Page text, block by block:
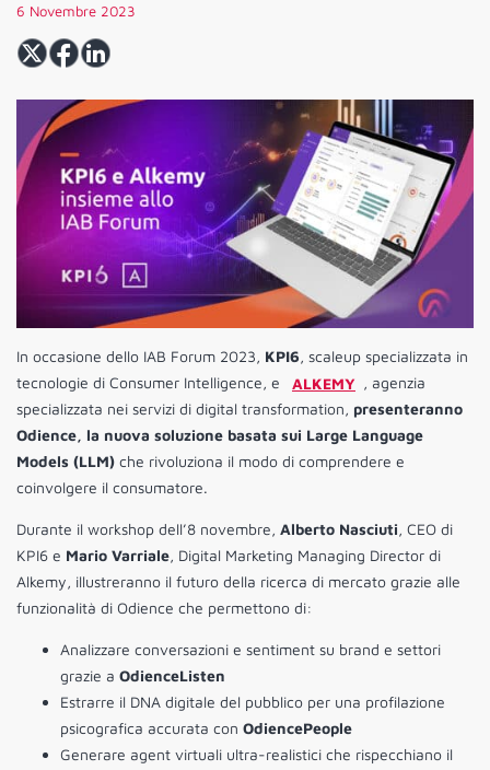
6 Novembre 2023
In occasione dello IAB Forum 2023, KPI6, scaleup specializzata in
tecnologie di Consumer Intelligence, e
ALKEMY , agenzia
specializzata nei servizi di digital transformation, presenteranno
Odience, la nuova soluzione basata sui Large Language
Models (LLM) che rivoluziona il modo di comprendere e
coinvolgere il consumatore.
Durante il workshop dell’8 novembre, Alberto Nasciuti, CEO di
KPI6 e Mario Varriale, Digital Marketing Managing Director di
Alkemy, illustreranno il futuro della ricerca di mercato grazie alle
funzionalità di Odience che permettono di:
Analizzare conversazioni e sentiment su brand e settori
grazie a OdienceListen
Estrarre il DNA digitale del pubblico per una profilazione
psicografica accurata con OdiencePeople
Generare agent virtuali ultra-realistici che rispecchiano il